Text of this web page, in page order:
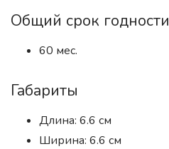
Общий срок годности
60 мес.
Габариты
Длина: 6.6 см
Ширина: 6.6 см